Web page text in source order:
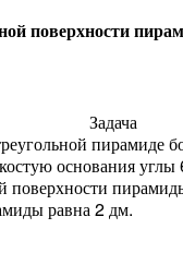
поверхности
Задача
пирамиде
основания углы
поверхности
равна 2 дм.